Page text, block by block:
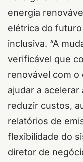
energia
elétrica do
inclusiva. “A
verificável que
renovável com o
ajudar a
reduzir custos,
relatórios de
flexibilidade do
diretor de